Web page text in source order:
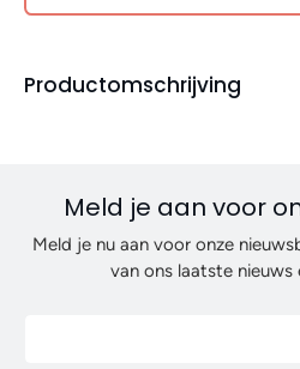
Productomschrijving
Meld je aan voor
Meld je nu aan voor onze
van ons laatste nieuws